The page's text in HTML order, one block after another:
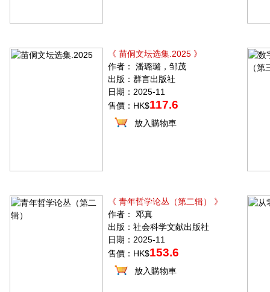
《 苗侗文坛选集.2025 》
作者： 潘璐璐，邹茂
出版：群言出版社
日期：2025-11
售價：HK$117.6
放入購物車
《 青年哲学论丛（第二辑） 》
作者： 邓真
出版：社会科学文献出版社
日期：2025-11
售價：HK$153.6
放入購物車